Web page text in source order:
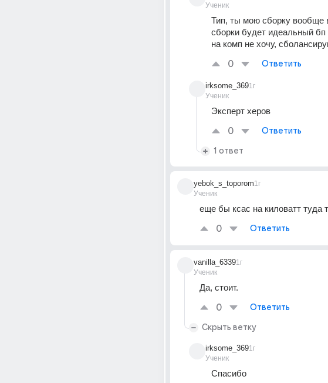
Ученик
Тип, ты мою сборку вообще
сборки будет идеальный бп
на комп не хочу,
0 Ответить
irksome_369
Ученик
1г
Эксперт херов
0 Ответить
1 ответ
yebok_s_toporom
Ученик
1г
еще бы ксас на киловатт туда
0 Ответить
vanilla_6339
Ученик
1г
Да, стоит.
0 Ответить
Скрыть ветку
irksome_369
Ученик
1г
Спасибо